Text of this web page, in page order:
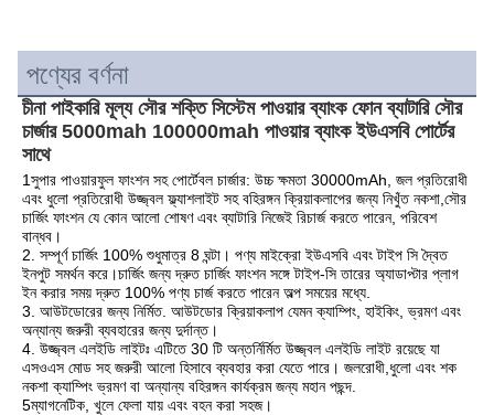
পণ্যের বর্ণনা
চীনা পাইকারি মূল্য সৌর শক্তি সিস্টেম পাওয়ার ব্যাংক ফোন ব্যাটারি সৌর
চার্জার 5000mah 100000mah পাওয়ার ব্যাংক ইউএসবি পোর্টের
সাথে
1সুপার পাওয়ারফুল ফাংশন সহ পোর্টেবল চার্জার: উচ্চ ক্ষমতা 30000mAh, জল প্রতিরোধী
এবং ধুলো প্রতিরোধী উজ্জ্বল ফ্ল্যাশলাইট সহ বহিরঙ্গন ক্রিয়াকলাপের জন্য নিখুঁত নকশা,সৌর
চার্জিং ফাংশন যে কোন আলো শোষণ এবং ব্যাটারি নিজেই রিচার্জ করতে পারেন, পরিবেশ
বান্ধব।
2. সম্পূর্ণ চার্জিং 100% শুধুমাত্র 8 ঘন্টা। পণ্য মাইক্রো ইউএসবি এবং টাইপ সি দ্বৈত
ইনপুট সমর্থন করে।চার্জিং জন্য দ্রুত চার্জিং ফাংশন সঙ্গে টাইপ-সি তারের অ্যাডাপ্টার প্লাগ
ইন করার সময় দ্রুত 100% পণ্য চার্জ করতে পারেন অল্প সময়ের মধ্যে.
3. আউটডোরের জন্য নির্মিত. আউটডোর ক্রিয়াকলাপ যেমন ক্যাম্পিং, হাইকিং, ভ্রমণ এবং
অন্যান্য জরুরী ব্যবহারের জন্য দুর্দান্ত।
4. উজ্জ্বল এলইডি লাইটঃ এটিতে 30 টি অন্তর্নির্মিত উজ্জ্বল এলইডি লাইট রয়েছে যা
এসওএস মোড সহ জরুরী আলো হিসাবে ব্যবহার করা যেতে পারে। জলরোধী,ধুলো এবং শক
নকশা ক্যাম্পিং ভ্রমণ বা অন্যান্য বহিরঙ্গন কার্যক্রম জন্য মহান পছন্দ.
5ম্যাগনেটিক, খুলে ফেলা যায় এবং বহন করা সহজ।